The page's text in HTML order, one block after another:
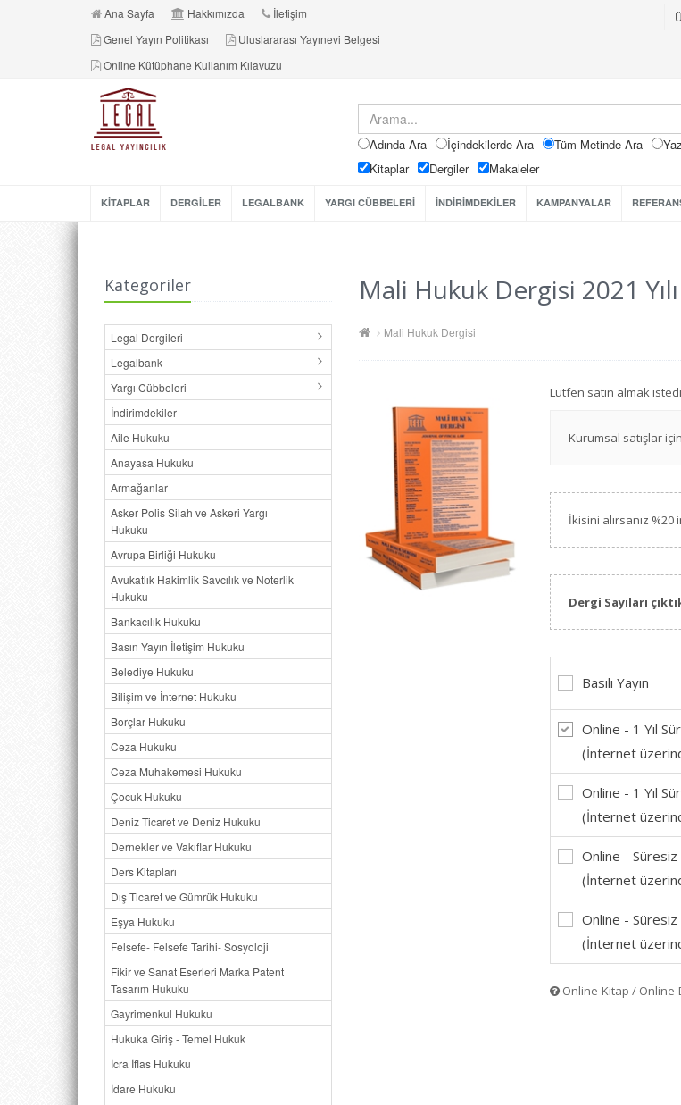
Ana Sayfa Hakkımızda
İletişim
Genel Yayın Politikası
Uluslararası Yayınevi Belgesi
Online Kütüphane Kullanım Kılavuzu
Adında Ara İçindekilerde Ara Tüm Metinde Ara
Kitaplar
Dergiler Makaleler
KİTAPLAR DERGİLER LEGALBANK YARGI CÜBBELERİ İNDİRİMDEKİLER KAMPANYALAR
Kategoriler
Legal Dergileri
Legalbank
Yargı Cübbeleri
İndirimdekiler
Aile Hukuku
Anayasa Hukuku
Armağanlar
Asker Polis Silah ve Askeri Yargı
Hukuku
Avrupa Birliği Hukuku
Avukatlık Hakimlik Savcılık ve Noterlik
Hukuku
Bankacılık Hukuku
Basın Yayın İletişim Hukuku
Belediye Hukuku
Bilişim ve İnternet Hukuku
Borçlar Hukuku
Ceza Hukuku
Ceza Muhakemesi Hukuku
Çocuk Hukuku
Deniz Ticaret ve Deniz Hukuku
Dernekler ve Vakıflar Hukuku
Ders Kitapları
Dış Ticaret ve Gümrük Hukuku
Eşya Hukuku
Felsefe- Felsefe Tarihi- Sosyoloji
Fikir ve Sanat Eserleri Marka Patent
Tasarım Hukuku
Gayrimenkul Hukuku
Hukuka Giriş - Temel Hukuk
İcra İflas Hukuku
İdare Hukuku
Mali Hukuk Dergisi 2021
Mali Hukuk Dergisi
Lütfen satın almak
Kurumsal satışlar
İkisini alırsanız %20
Dergi Sayıları
Basılı Yayın
Online - 1 Yıl
(İnternet
Online - 1 Yıl
(İnternet
Online - Süresiz
(İnternet
Online - Süresiz
(İnternet
Online-Kitap / Online-